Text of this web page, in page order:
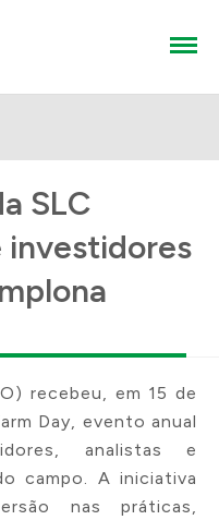
Para
SLC
investidores
recebeu, em 15 de
Day, evento anual
analistas e
campo. A iniciativa
nas práticas,